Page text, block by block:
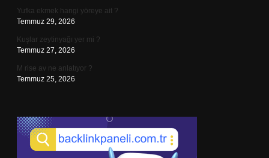
Yufka ekmek hangi yöreye ait ?
Temmuz 29, 2026
Kuşlar zeytinyağı yer mi ?
Temmuz 27, 2026
M rise av ne anlatıyor ?
Temmuz 25, 2026